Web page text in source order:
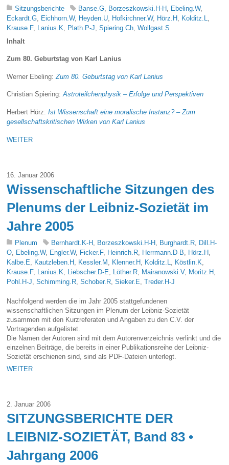
Sitzungsberichte Banse.G Borzeszkowski.H-H Ebeling.W,
Eckardt.G
Eichhorn.W, Heyden.U Hofkirchner.W, Hörz.H Kolditz.L
Krause.F, Lanius.K Plath.P-J ,Spiering.Ch ,Wollgast.S
Inhalt
Zum 80. Geburtstag von Karl Lanius
Werner Ebeling:Zum 80. Geburtstag von Karl Lanius
Christian Spiering:Astroteilchenphysik – Erfolge und Perspektiven
Herbert Hörz:Ist Wissenschaft eine moralische Instanz? – Zum
gesellschaftskritischen Wirken von Karl Lanius
WEITER
16. Januar 2006
Wissenschaftliche Sitzungen des
Plenums der Leibniz-Sozietät im
Jahre 2005
Plenum Bernhardt.K-H Borzeszkowski.H-H Burghardt.R Dill.H-
O Ebeling.W, Engler.W, Ficker.F, Heinrich.R Herrmann.D-B Hörz.H
Kalbe.E
Kautzleben.H Kessler.M Klenner.H Kolditz.L Köstlin.K
Krause.F, Lanius.K Liebscher.D-E Löther.R Mairanowski.V, Moritz.H
Pohl.H-J ,Schimming.R ,Schober.R ,Sieker.E ,Treder.H-J
Nachfolgend werden die im Jahr 2005 stattgefundenen
wissenschaftlichen Sitzungen im Plenum der Leibniz-Sozietät
zusammen mit den Kurzreferaten und Angaben zu den C.V. der
Vortragenden aufgelistet.
Die Namen der Autoren sind mit dem Autorenverzeichnis verlinkt und die
einzelnen Beiträge, die bereits in einer Publikationsreihe der Leibniz-
Sozietät erschienen sind, sind als PDF-Dateien unterlegt.
WEITER
2. Januar 2006
SITZUNGSBERICHTE DER
LEIBNIZ-SOZIETÄT, Band 83 •
Jahrgang 2006